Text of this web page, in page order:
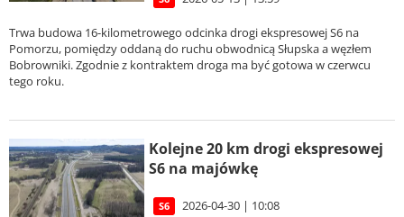
Trwa budowa 16-kilometrowego odcinka drogi ekspresowej S6 na
Pomorzu, pomiędzy oddaną do ruchu obwodnicą Słupska a węzłem
Bobrowniki. Zgodnie z kontraktem droga ma być gotowa w czerwcu
tego roku.
Kolejne 20 km drogi ekspresowej
S6 na majówkę
S6 2026-04-30 | 10:08